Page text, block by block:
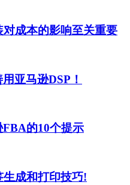
成本的影响至关重要
亚马逊DSP！
的10个提示
成和打印技巧!